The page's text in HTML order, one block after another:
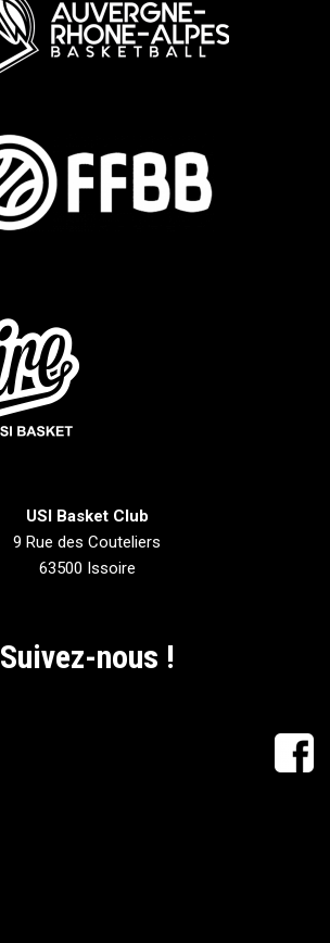
USI Basket Club
9 Rue des Couteliers
63500 Issoire
Suivez-nous !